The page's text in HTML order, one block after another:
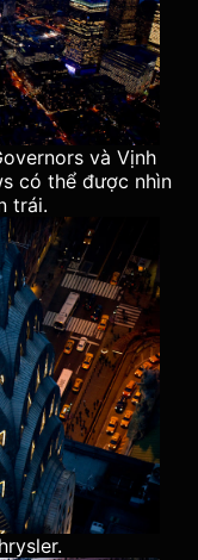
và Vịnh
có thể được nhìn
trái.